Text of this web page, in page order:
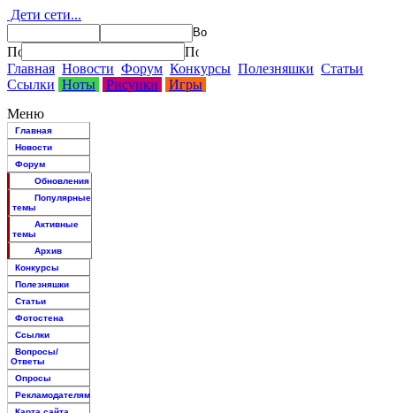
Дети сети...
Главная Новости Форум Конкурсы Полезняшки Статьи
Ссылки Ноты Рисунки
Игры
Меню
Главная
Новости
Форум
Обновления
Популярные
темы
Активные
темы
Архив
Конкурсы
Полезняшки
Статьи
Фотостена
Ссылки
Вопросы/
Ответы
Опросы
Рекламодателям